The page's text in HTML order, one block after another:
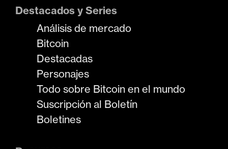
Destacados y Series
Análisis de mercado
Bitcoin
Destacadas
Personajes
Todo sobre Bitcoin en el mundo
Suscripción al Boletín
Boletines